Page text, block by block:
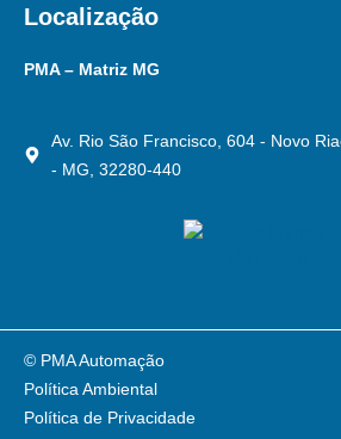
Localização
PMA – Matriz MG
Av. Rio São Francisco, 604 - Novo
- MG, 32280-440
Política Ambiental
Política de Privacidade
© PMA Automação